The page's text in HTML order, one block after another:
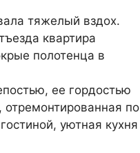
тяжелый вздох.
квартира
полотенца в
ее гордостью
по
уютная кухня